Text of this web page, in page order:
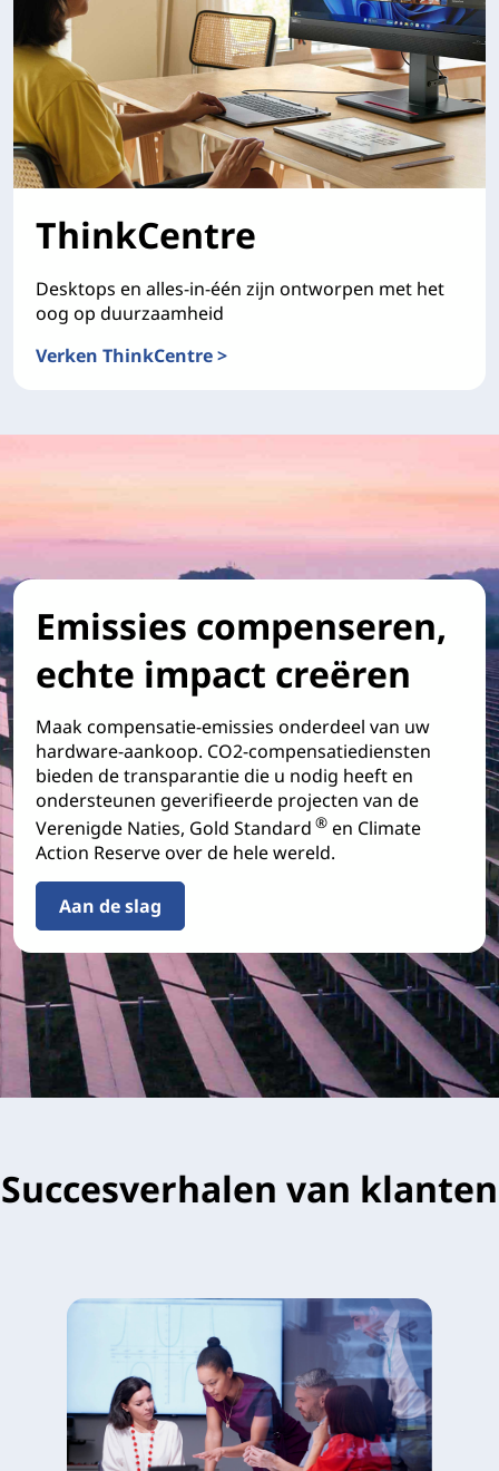
ThinkCentre
Desktops en alles-in-één zijn ontworpen met het
oog op duurzaamheid
Verken ThinkCentre >
Emissies compenseren,
echte impact creëren
Maak compensatie-emissies onderdeel van uw
hardware-aankoop. CO2-compensatiediensten
bieden de transparantie die u nodig heeft en
ondersteunen geverifieerde projecten van de
Verenigde Naties, Gold Standard ® en Climate
Action Reserve over de hele wereld.
Aan de slag
Succesverhalen van klanten